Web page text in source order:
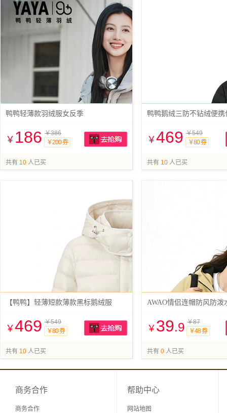
鸭鸭轻薄款羽绒服女反季
￥ 186 ￥386
￥200 券
共有 10 人已买
￥469 ￥549
￥80 券
共有 10 人已买
【鸭鸭】轻薄短款薄款黑标鹅绒服
￥469 ￥549
￥80 券
共有 10 人已买
AWAO情侣连帽防风防泼
￥ 39.9 ￥87
￥48 券
共有 0 人已买
商务合作
商务合作
帮助中心
网站地图